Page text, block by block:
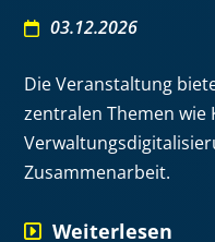
03.12.2026
Die Veranstaltung
zentralen Themen wie
Zusammenarbeit.
Weiterlesen